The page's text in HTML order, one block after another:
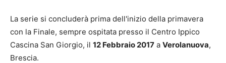
La serie si concluderà prima dell'inizio della primavera
con la Finale, sempre ospitata presso il Centro Ippico
Cascina San Giorgio, il 12 Febbraio 2017 a Verolanuova,
Brescia.